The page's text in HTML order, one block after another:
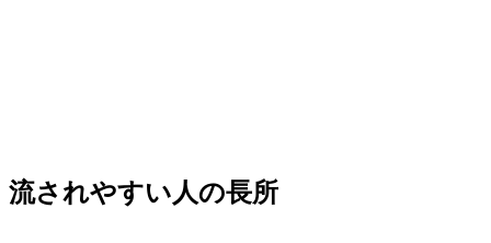
流されやすい人の長所